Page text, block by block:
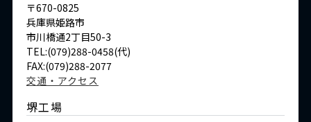
〒670-0825
兵庫県姫路市
市川橋通2丁目50-3
TEL:(079)288-0458(代)
FAX:(079)288-2077
交通・アクセス
堺工場